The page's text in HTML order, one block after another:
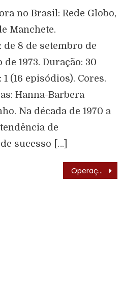
no Brasil: Rede Globo,
Manchete.
8 de setembro de
1973. Duração: 30
(16 episódios). Cores.
Hanna-Barbera
Na década de 1970 a
de
sucesso […]
Operação Resgate (Salvage 1) – Lista de Episódios